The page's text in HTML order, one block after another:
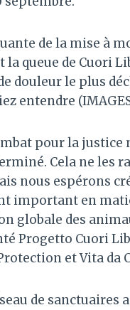
de la mise à
la queue de Cuori
douleur le plus
entendre (IMAGES
pour la justice
Cela ne les
nous espérons
important en
globale des
Progetto Cuori
et Vita da
de sanctuaires